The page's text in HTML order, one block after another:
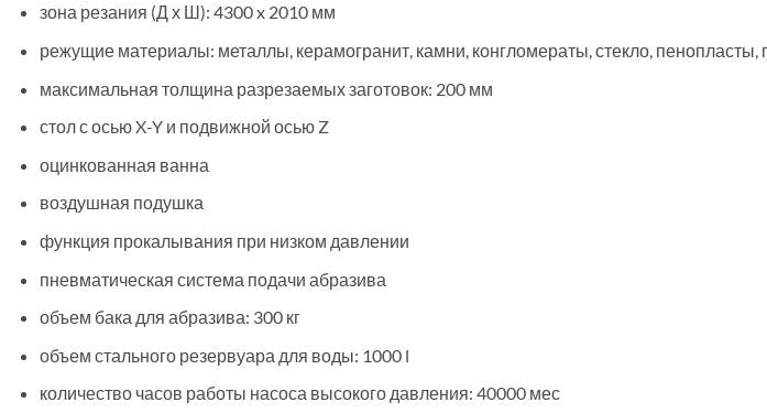
зона резания (Д х Ш): 4300 x 2010 мм
режущие материалы: металлы, керамогранит, камни, конгломераты, стекло, пенопласты,
максимальная толщина разрезаемых заготовок: 200 мм
стол с осью X-Y и подвижной осью Z
оцинкованная ванна
воздушная подушка
функция прокалывания при низком давлении
пневматическая система подачи абразива
объем бака для абразива: 300 кг
объем стального резервуара для воды: 1000 l
количество часов работы насоса высокого давления: 40000 мес